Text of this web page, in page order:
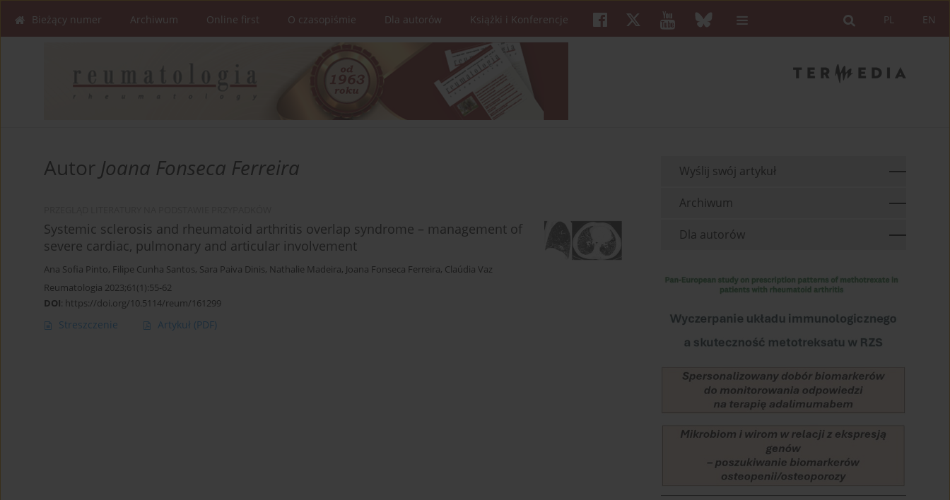
EN
PL
Bieżący numer Archiwum Online first O czasopiśmie Dla autorów Książki i Konferencje
Autor Joana Fonseca Ferreira
Systemic sclerosis and rheumatoid arthritis overlap syndrome – management of
severe cardiac, pulmonary and articular involvement
Ana Sofia Pinto, Filipe Cunha Santos, Sara Paiva Dinis, Nathalie Madeira, Joana Fonseca Ferreira, Claúdia Vaz
Reumatologia 2023;61(1):55-62
DOI: https://doi.org/10.5114/reum/161299
Streszczenie Artykuł (PDF)
Wyślij swój artykuł
Archiwum
Dla autorów